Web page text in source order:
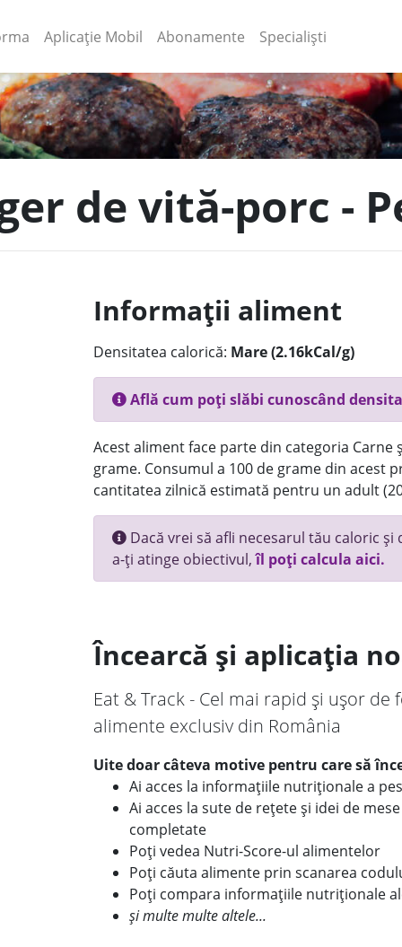
(current)
Aplicație Mobil (current)
Abonamente Specialiști
de vită-porc -
Informații aliment
Densitatea calorică: Mare (2.16kCal/g)
Află cum poți slăbi cunoscând
Acest aliment face parte din categoria Carne
grame. Consumul a 100 de grame din acest
cantitatea zilnică estimată pentru un adult
Dacă vrei să afli necesarul tău caloric
a-ți atinge obiectivul,îl poți calcula aici.
Încearcă și aplicația
Eat & Track - Cel mai rapid și ușor
alimente exclusiv din România
Uite doar câteva motive pentru care să
Ai acces la informațiile nutriționale a
Ai acces la sute de rețete și idei de
completate
Poți vedea Nutri-Score-ul alimentelor
Poți căuta alimente prin scanarea
Poți compara informațiile nutriționale
și multe multe altele...